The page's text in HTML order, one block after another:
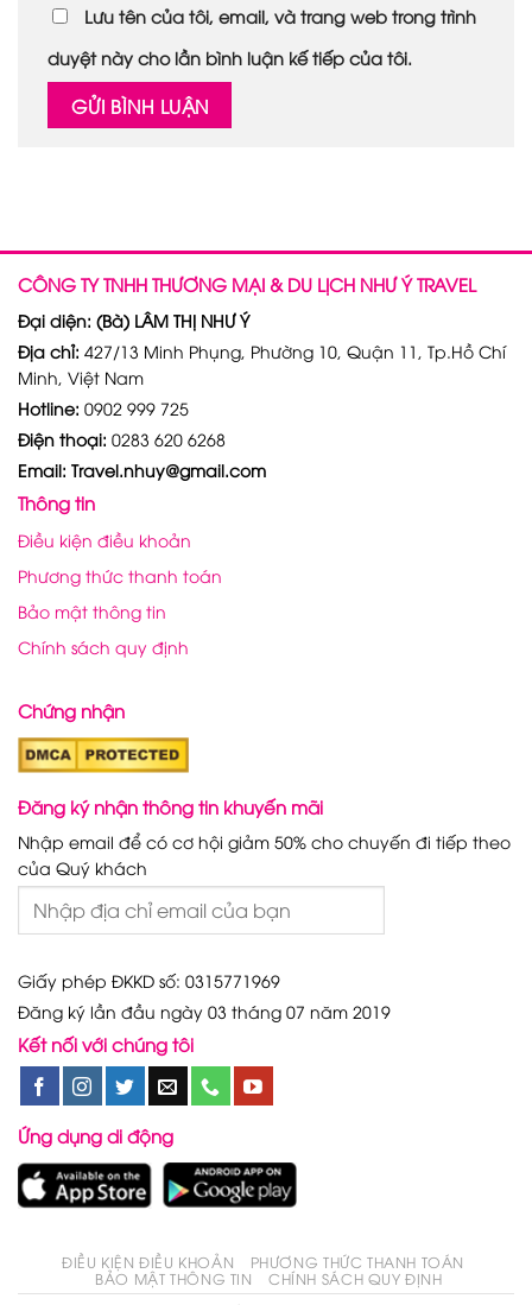
Lưu tên của tôi, email, và trang web trong trình
duyệt này cho lần bình luận kế tiếp của tôi.
CÔNG TY TNHH THƯƠNG MẠI & DU LỊCH NHƯ Ý TRAVEL
Đại diện: (Bà) LÂM THỊ NHƯ Ý
Địa chỉ: 427/13 Minh Phụng, Phường 10, Quận 11, Tp.Hồ Chí
Minh, Việt Nam
Hotline: 0902 999 725
Điện thoại: 0283 620 6268
Email: Travel.nhuy@gmail.com
Thông tin
Điều kiện điều khoản
Phương thức thanh toán
Bảo mật thông tin
Chính sách quy định
Chứng nhận
Đăng ký nhận thông tin khuyến mãi
Nhập email để có cơ hội giảm 50% cho chuyến đi tiếp theo
của Quý khách
Giấy phép ĐKKD số: 0315771969
Đăng ký lần đầu ngày 03 tháng 07 năm 2019
Kết nối với chúng tôi
Ứng dụng di động
ĐIỀU KIỆN ĐIỀU KHOẢN
PHƯƠNG THỨC THANH TOÁN
BẢO MẬT THÔNG TIN
CHÍNH SÁCH QUY ĐỊNH